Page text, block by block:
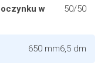
w
50/50
650 mm6,5 dm